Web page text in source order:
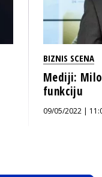
BIZNIS SCENA
Mediji:
funkciju
09/05/2022 |